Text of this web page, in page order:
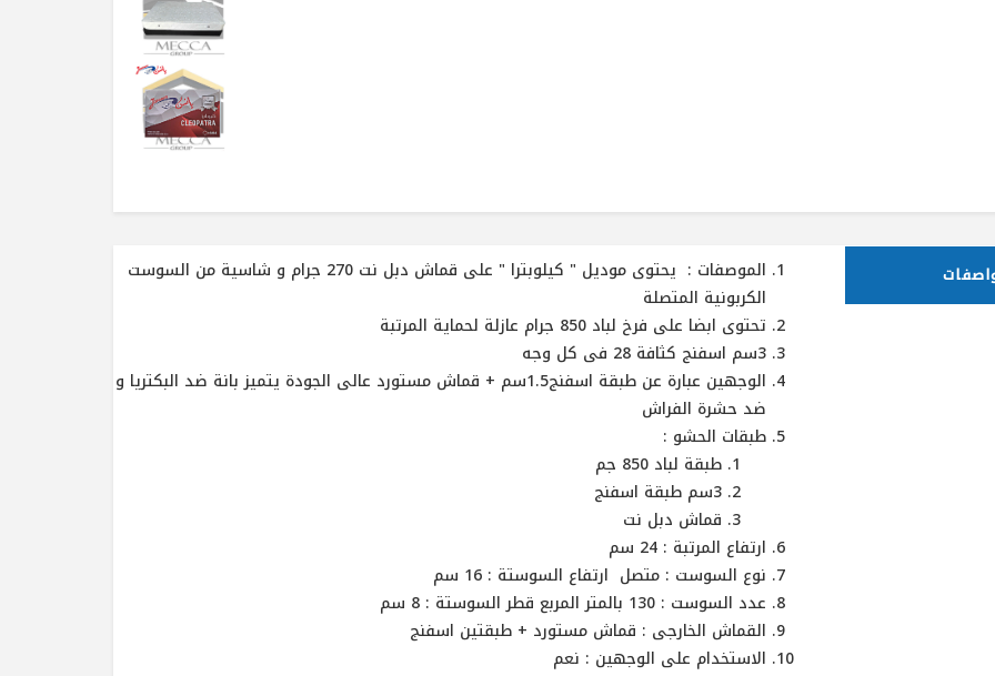
الموصفات : يحتوى موديل " كيلوبترا " على قماش دبل نت 270 جرام و شاسية من السوست
الكربونية المتصلة
تحتوى ابضا على فرخ لباد 850 جرام عازلة لحماية المرتبة
3سم اسفنج كثافة 28 فى كل وجه
الوجهين عبارة عن طبقة اسفنج1.5سم + قماش مستورد عالى الجودة يتميز بانة ضد البكتريا و
ضد حشرة الفراش
طبقات الحشو :
طبقة لباد 850 جم
3سم طبقة اسفنج
قماش دبل نت
ارتفاع المرتبة : 24 سم
نوع السوست : متصل ارتفاع السوستة : 16 سم
عدد السوست : 130 بالمتر المربع قطر السوستة : 8 سم
القماش الخارجى : قماش مستورد + طبقتين اسفنج
الاستخدام على الوجهين : نعم